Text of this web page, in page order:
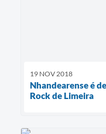
19 NOV 2018
Nhandearense é
Rock de Limeira